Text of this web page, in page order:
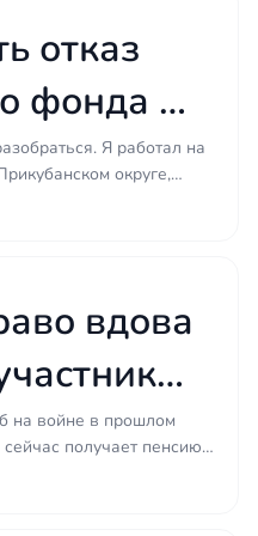
наиболее
периодов;
характер
учёбы,
пенсионных
отказ
фонда в
по
Я работал на
округе,
конца 90-х примерно....
вдова
на войне в прошлом
получает пенсию
20 тысяч в месяц. Н...